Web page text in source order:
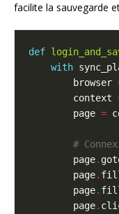
facilite la sauvegarde
def
with
        browser
        context
        page
=
#
        page
.
        page
.
        page
.
        page
.